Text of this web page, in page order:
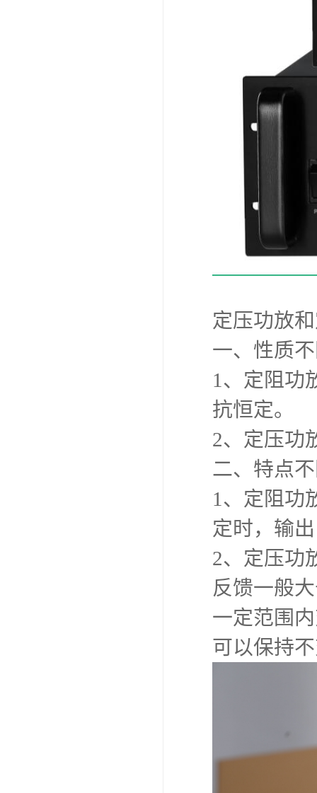
定压功放
一、性质
1、定阻功
抗恒定。
2、定压功
二、特点
1、定阻功
定时，输
2、定压功
反馈一般
一定范围
可以保持